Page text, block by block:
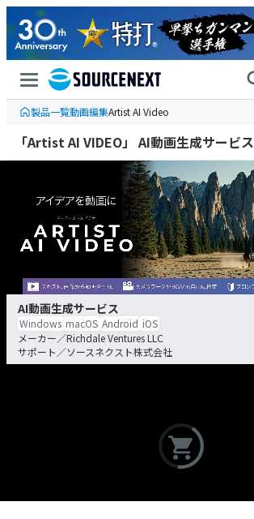
製品一覧動画編集Artist AI Video
「Artist AI VIDEO」 AI動画生成サービス
AI動画生成サービス
Windows macOS Android iOS
Richdale Ventures LLC
ソースネクスト株式会社